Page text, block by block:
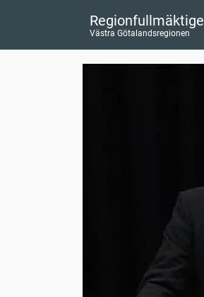
Regionfullmäktige
Västra Götalandsregionen